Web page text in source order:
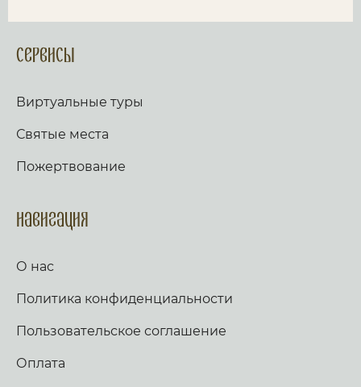
Сервисы
Виртуальные туры
Святые места
Пожертвование
Навигация
О нас
Политика конфиденциальности
Пользовательское соглашение
Оплата